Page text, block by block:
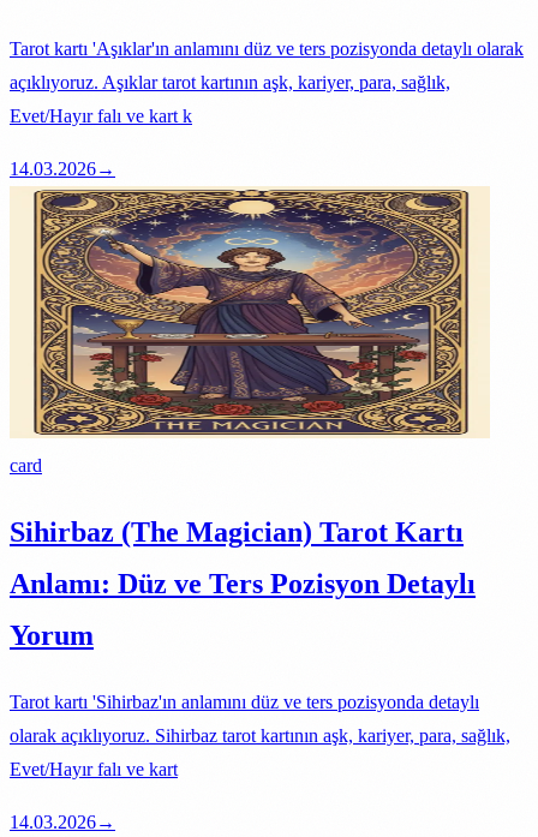
Tarot kartı 'Aşıklar'ın anlamını düz ve ters pozisyonda detaylı olarak
açıklıyoruz. Aşıklar tarot kartının aşk, kariyer, para, sağlık,
Evet/Hayır falı ve kart k
14.03.2026→
card
Sihirbaz (The Magician) Tarot Kartı
Anlamı: Düz ve Ters Pozisyon Detaylı
Yorum
Tarot kartı 'Sihirbaz'ın anlamını düz ve ters pozisyonda detaylı
olarak açıklıyoruz. Sihirbaz tarot kartının aşk, kariyer, para, sağlık,
Evet/Hayır falı ve kart
14.03.2026→